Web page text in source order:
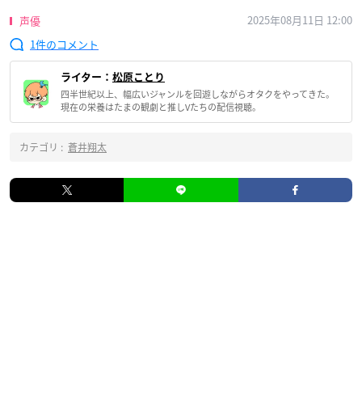
声優
2025年08月11日 12:00
1
ライター： 松原ことり
四半世紀以上、幅広いジャンルを回遊しながらオタクをやってきた。
現在の栄養はたまの観劇と推しVたちの配信視聴。
カテゴリ : 蒼井翔太